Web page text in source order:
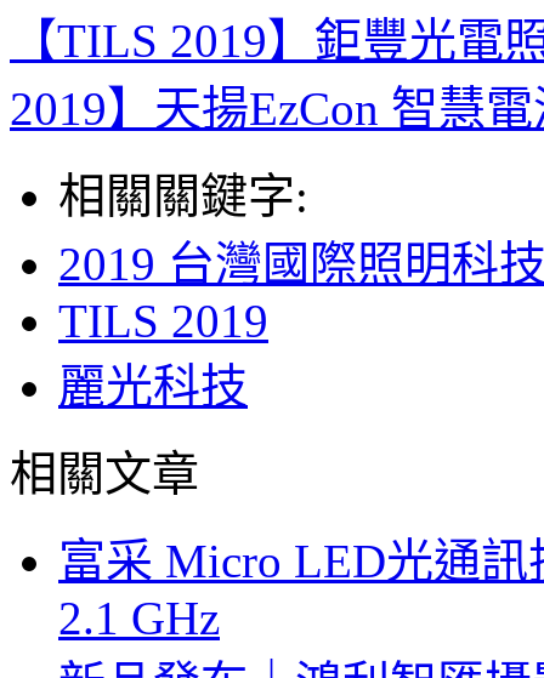
【TILS 2019】鉅豐光電
2019】天揚EzCon 智慧
相關關鍵字:
2019 台灣國際照明科
TILS 2019
麗光科技
相關文章
富采 Micro LED光通
2.1 GHz